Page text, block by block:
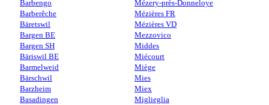
Barbengo
Barberêche
Bäretswil
Bargen BE
Bargen SH
Bäriswil BE
Barmelweid
Bärschwil
Barzheim
Basadingen
Mézery-près-Donneloye
Mézières FR
Mézières VD
Mezzovico
Middes
Miécourt
Miège
Mies
Miex
Miglieglia